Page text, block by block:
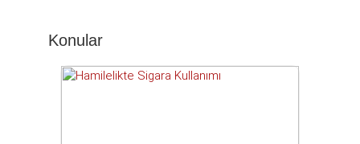
Konular